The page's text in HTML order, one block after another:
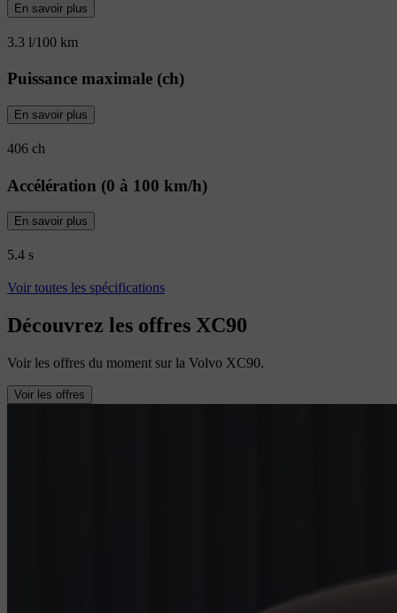
En savoir plus
3.3 l/100 km
Puissance maximale (ch)
En savoir plus
406 ch
Accélération (0 à 100 km/h)
En savoir plus
5.4 s
Voir toutes les spécifications
Découvrez les offres XC90
Voir les offres du moment sur la Volvo XC90.
Voir les offres